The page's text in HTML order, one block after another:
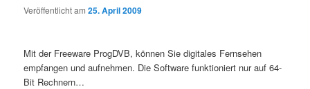
Veröffentlicht am25. April 2009
Mit der Freeware ProgDVB, können Sie digitales Fernsehen
empfangen und aufnehmen. Die Software funktioniert nur auf 64-
Bit Rechnern…